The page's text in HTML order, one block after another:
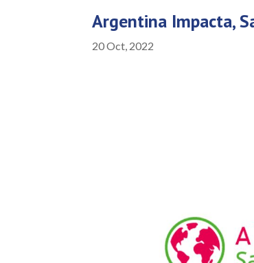
Argentina Impacta,
20 Oct, 2022